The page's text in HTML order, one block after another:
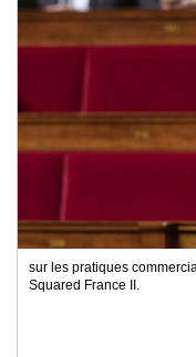
sur les pratiques
Squared France II.